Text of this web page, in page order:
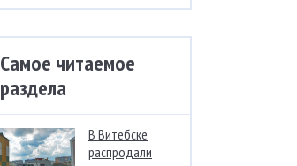
Самое читаемое
раздела
В Витебске
распродали